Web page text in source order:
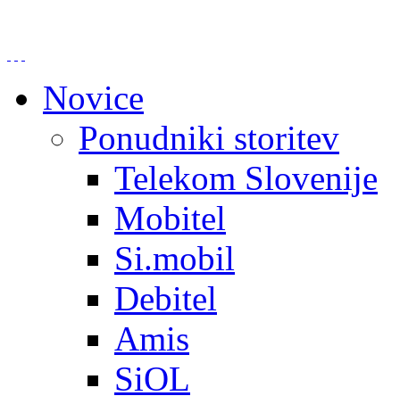
Novice
Ponudniki storitev
Telekom Slovenije
Mobitel
Si.mobil
Debitel
Amis
SiOL